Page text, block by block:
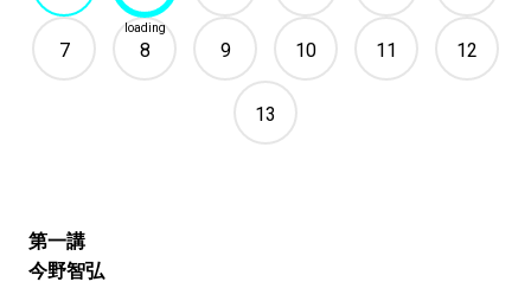
7 8 9 10 11 12
13
第一講
今野智弘